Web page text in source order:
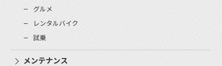
グルメ
レンタルバイク
試乗
メンテナンス